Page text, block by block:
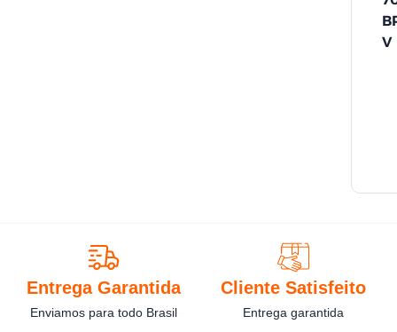
V
Entrega Garantida
Enviamos para todo Brasil
Cliente Satisfeito
Entrega garantida